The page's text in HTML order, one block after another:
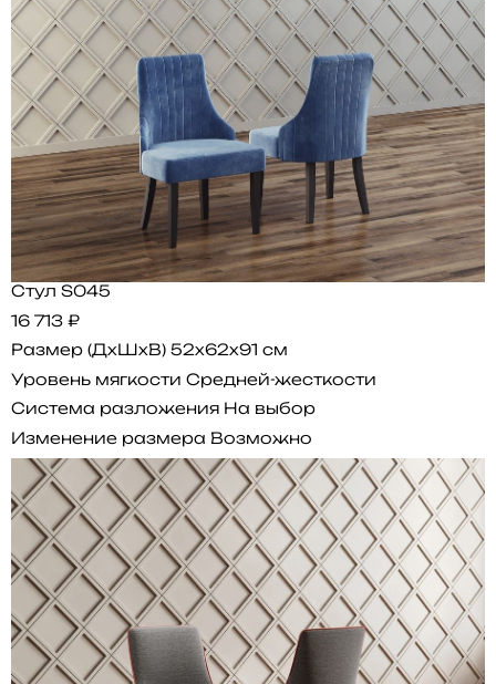
Стул S045
16 713 ₽
Размер (ДхШхВ) 52x62x91 см
Уровень мягкости Средней-жесткости
Система разложения На выбор
Изменение размера Возможно